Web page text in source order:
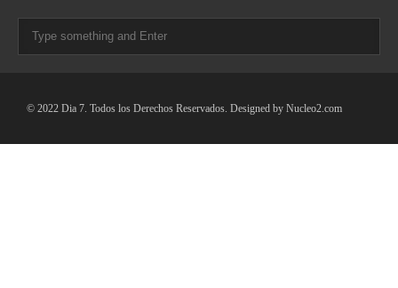
© 2022 Dia 7. Todos los Derechos Reservados. Designed by Nucleo2.com